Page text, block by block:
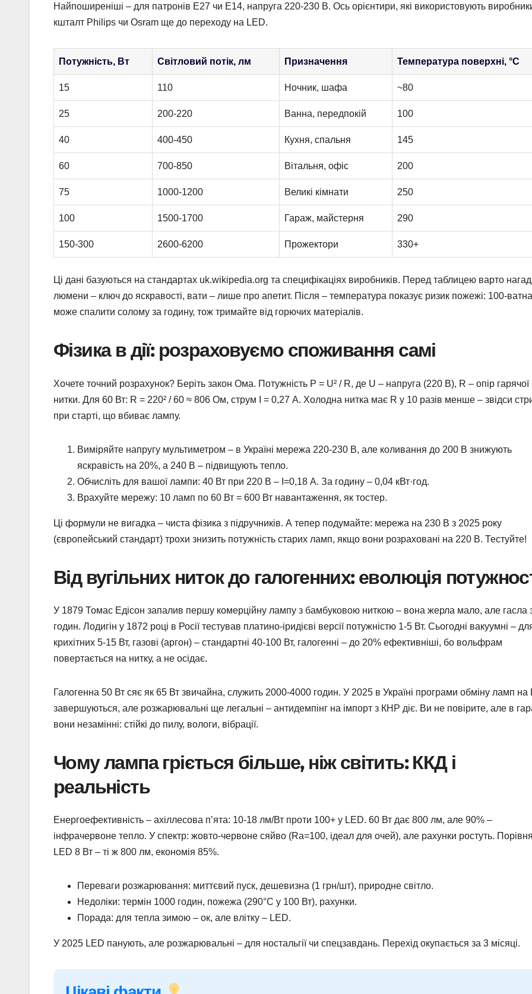
Найпоширеніші – для патронів E27 чи E14, напруга 220-230 В. Ось орієнтири, які використовують
кшталт Philips чи Osram ще до переходу на LED.
Потужність, Вт Світловий потік, лм Призначення Температура поверхні, °C
15 110 Ночник, шафа ~80
25 200-220 Ванна, передпокій 100
40 400-450 Кухня, спальня 145
60 700-850 Вітальня, офіс 200
75 1000-1200 Великі кімнати 250
100 1500-1700 Гараж, майстерня 290
150-300 2600-6200 Прожектори 330+
Ці дані базуються на стандартах uk.wikipedia.org та специфікаціях виробників. Перед таблицею варто
люмени – ключ до яскравості, вати – лише про апетит. Після – температура показує ризик пожежі: 100-ватна
може спалити солому за годину, тож тримайте від горючих матеріалів.
Фізика в дії: розраховуємо споживання самі
Хочете точний розрахунок? Беріть закон Ома. Потужність P = U² / R, де U – напруга (220 В), R – опір гарячої
нитки. Для 60 Вт: R = 220² / 60 ≈ 806 Ом, струм I = 0,27 А. Холодна нитка має R у 10 разів менше – звідси
при старті, що вбиває лампу.
Виміряйте напругу мультиметром – в Україні мережа 220-230 В, але коливання до 200 В знижують
яскравість на 20%, а 240 В – підвищують тепло.
Обчисліть для вашої лампи: 40 Вт при 220 В – I=0,18 А. За годину – 0,04 кВт·год.
Врахуйте мережу: 10 ламп по 60 Вт = 600 Вт навантаження, як тостер.
Ці формули не вигадка – чиста фізика з підручників. А тепер подумайте: мережа на 230 В з 2025 року
(європейський стандарт) трохи знизить потужність старих ламп, якщо вони розраховані на 220 В. Тестуйте!
Від вугільних ниток до галогенних: еволюція
У 1879 Томас Едісон запалив першу комерційну лампу з бамбуковою ниткою – вона жерла мало, але гасла
годин. Лодигін у 1872 році в Росії тестував платино-іридієві версії потужністю 1-5 Вт. Сьогодні вакуумні –
крихітних 5-15 Вт, газові (аргон) – стандартні 40-100 Вт, галогенні – до 20% ефективніші, бо вольфрам
повертається на нитку, а не осідає.
Галогенна 50 Вт сяє як 65 Вт звичайна, служить 2000-4000 годин. У 2025 в Україні програми обміну ламп на
завершуються, але розжарювальні ще легальні – антидемпінг на імпорт з КНР діє. Ви не повірите, але в
вони незамінні: стійкі до пилу, вологи, вібрації.
Чому лампа гріється більше, ніж світить: ККД і
реальність
Енергоефективність – ахіллесова п’ята: 10-18 лм/Вт проти 100+ у LED. 60 Вт дає 800 лм, але 90% –
інфрачервоне тепло. У спектр: жовто-червоне сяйво (Ra=100, ідеал для очей), але рахунки ростуть.
LED 8 Вт – ті ж 800 лм, економія 85%.
Переваги розжарювання: миттєвий пуск, дешевизна (1 грн/шт), природне світло.
Недоліки: термін 1000 годин, пожежа (290°C у 100 Вт), рахунки.
Порада: для тепла зимою – ок, але влітку – LED.
У 2025 LED панують, але розжарювальні – для ностальгії чи спецзавдань. Перехід окупається за 3 місяці.